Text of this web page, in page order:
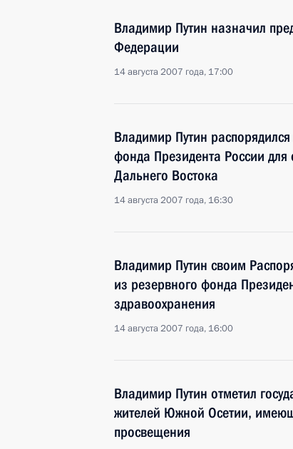
Владимир Путин назначил
Федерации
14 августа 2007 года, 17:00
Владимир Путин
фонда Президента России для
Дальнего Востока
14 августа 2007 года, 16:30
Владимир Путин своим
из резервного фонда
здравоохранения
14 августа 2007 года, 16:00
Владимир Путин отметил
жителей Южной Осетии,
просвещения